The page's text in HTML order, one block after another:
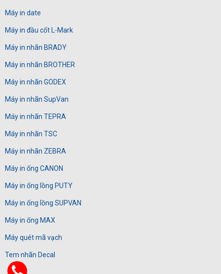
Máy in date
Máy in đầu cốt L-Mark
Máy in nhãn BRADY
Máy in nhãn BROTHER
Máy in nhãn GODEX
Máy in nhãn SupVan
Máy in nhãn TEPRA
Máy in nhãn TSC
Máy in nhãn ZEBRA
Máy in ống CANON
Máy in ống lồng PUTY
Máy in ống lồng SUPVAN
Máy in ống MAX
Máy quét mã vạch
Tem nhãn Decal